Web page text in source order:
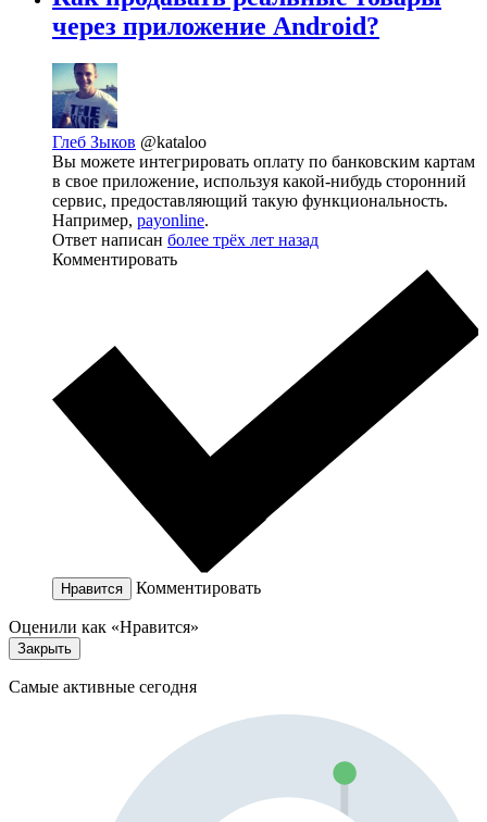
через приложение Android?
Глеб Зыков @kataloo
Вы можете интегрировать оплату по банковским картам
в свое приложение, используя какой-нибудь сторонний
сервис, предоставляющий такую функциональность.
Например, payonline.
Ответ написан более трёх лет назад
Комментировать
Нравится Комментировать
Оценили как «Нравится»
Закрыть
Самые активные сегодня